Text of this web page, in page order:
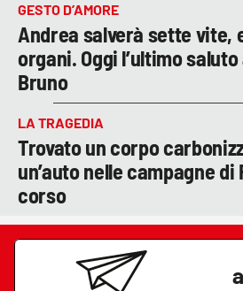
GESTO D’AMORE
Andrea salverà sette vite,
organi. Oggi l’ultimo saluto
Bruno
LA TRAGEDIA
Trovato un corpo
un’auto nelle campagne
corso